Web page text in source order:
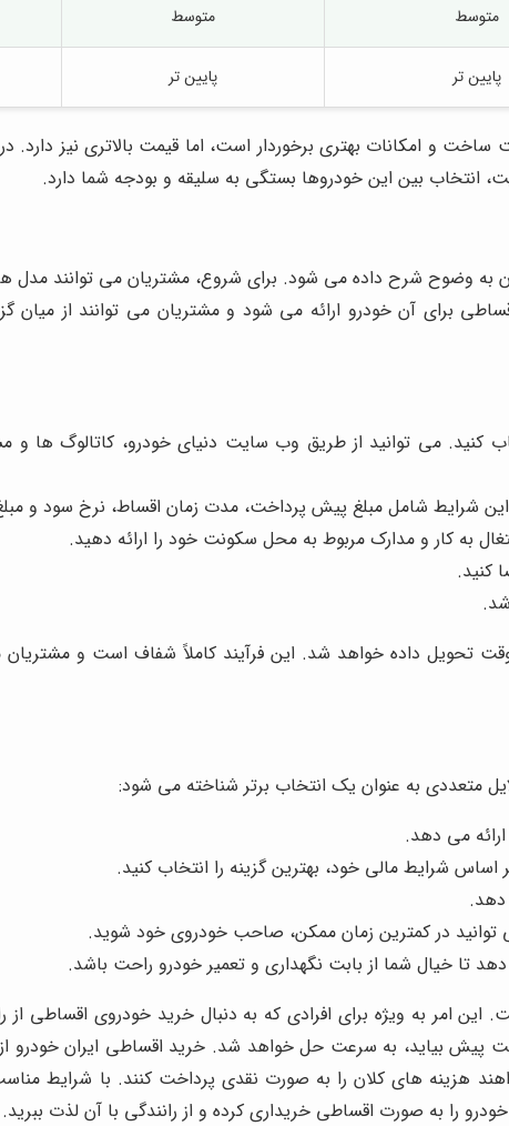
متوسط متوسط
پایین تر پایین تر
می‌توان گفت که پژو 207 در مقایسه با سایپا کوییک و ام‌وی‌ام 315، از کیفیت ساخت و امکانات بهتری برخوردار است، اما قیمت
به وضوح شرح داده می شود. برای شروع، مشتریان می توانند مدل
برای آن خودرو ارائه می شود و مشتریان می توانند از میان
کنید. می توانید از طریق وب سایت دنیای خودرو، کاتالوگ ها
شرایط شامل مبلغ پیش پرداخت، مدت زمان اقساط، نرخ سود و
به کار و مدارک مربوط به محل سکونت خود را ارائه دهید.
کنید.
تحویل داده خواهد شد. این فرآیند کاملاً شفاف است و مشتریان
متعددی به عنوان یک انتخاب برتر شناخته می شود:
می دهد.
شرایط مالی خود، بهترین گزینه را انتخاب کنید.
دهد.
در کمترین زمان ممکن، صاحب خودروی خود شوید.
تا خیال شما از بابت نگهداری و تعمیر خودرو راحت باشد.
امر به ویژه برای افرادی که به دنبال خرید خودروی اقساطی
مشکل احتمالی که ممکن است پیش بیاید، به سرعت حل خواهد شد. خرید اقساطی
هزینه های کلان را به صورت نقدی پرداخت کنند. با شرایط
را به صورت اقساطی خریداری کرده و از رانندگی با آن لذت ببرید.